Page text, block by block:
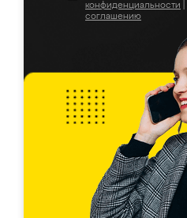
конфиденциальности
соглашению